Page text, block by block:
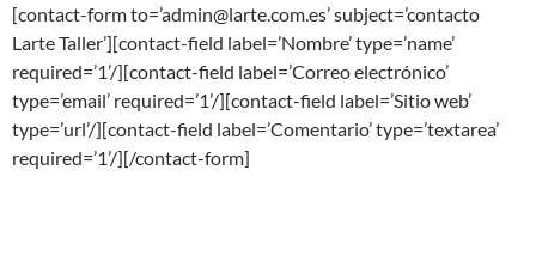
[contact-form to=’admin@larte.com.es’ subject=’contacto
Larte Taller’][contact-field label=’Nombre’ type=’name’
required=’1’/][contact-field label=’Correo electrónico’
type=’email’ required=’1’/][contact-field label=’Sitio web’
type=’url’/][contact-field label=’Comentario’ type=’textarea’
required=’1’/][/contact-form]